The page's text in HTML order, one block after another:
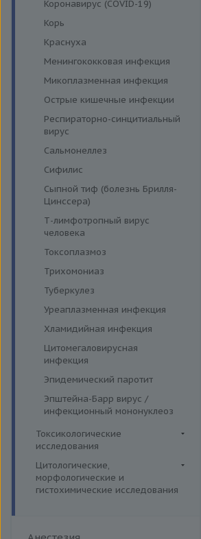
Коронавирус (COVID-19)
Корь
Краснуха
Менингококковая инфекция
Микоплазменная инфекция
Острые кишечные инфекции
Респираторно-синцитиальный
вирус
Сальмонеллез
Сифилис
Сыпной тиф (болезнь Брилля-
Цинссера)
Т-лимфотропный вирус
человека
Токсоплазмоз
Трихомониаз
Туберкулез
Уреаплазменная инфекция
Хламидийная инфекция
Цитомегаловирусная
инфекция
Эпидемический паротит
Эпштейна-Барр вирус /
инфекционный мононуклеоз
Токсикологические
исследования
Комплексные исследования
Вирусные гепатиты
Ежегодные обследования
Интимное здоровье
Лекарственный мониторинг
Цитологические,
морфологические и
гистохимические исследования